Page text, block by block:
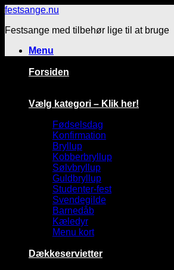
Fortsæt
indhold
festsange.nu
Festsange med tilbehør lige til at bruge
Menu
Forsiden
Vælg kategori – Klik her!
Fødselsdag
Konfirmation
Bryllup
Kobberbryllup
Sølvbryllup
Guldbryllup
Studenter-fest
Svendegilde
Barnedåb
Kæledyr
Menu kort
Dækkeservietter